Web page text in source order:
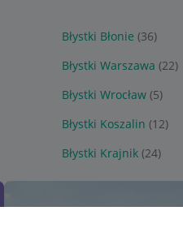
Błystki Błonie (36)
Błystki Warszawa (22)
Błystki Wrocław (5)
Błystki Koszalin (12)
Błystki Krajnik (24)